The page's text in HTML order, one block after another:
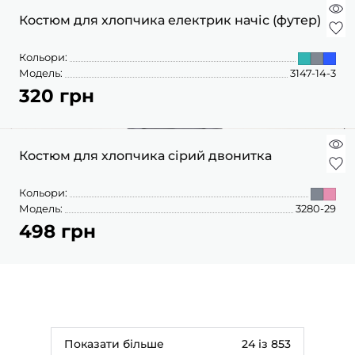
Костюм для хлопчика електрик начіс (футер)
Кольори:
Модель:
3147-14-3
320 грн
Костюм для хлопчика сірий двонитка
Кольори:
Модель:
3280-29
498 грн
Показати більше 24 із 853